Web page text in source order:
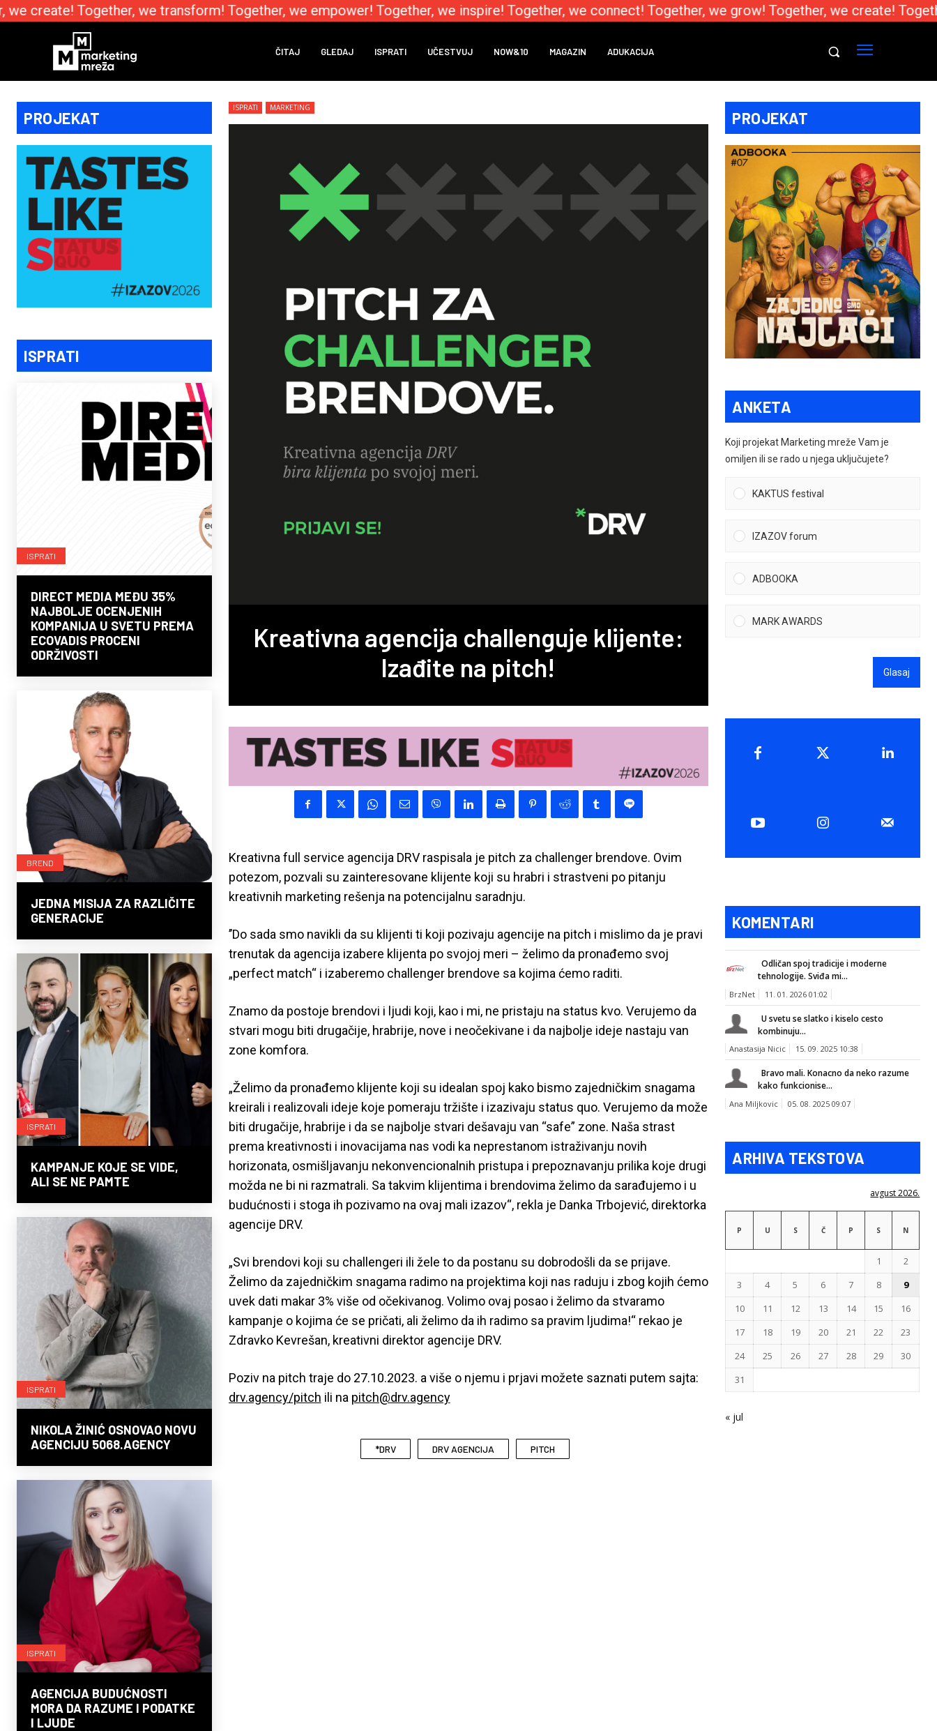
create! Together, we transform! Together, we empower! Together, we inspire! Together, we connect! Together, we grow! Together, we create!
ČITAJ GLEDAJ ISPRATI UČESTVUJ NOW&10 MAGAZIN ADUKACIJA
PROJEKAT
ISPRATI
ISPRATI
DIRECT MEDIA MEĐU 35%
NAJBOLJE OCENJENIH
KOMPANIJA U SVETU PREMA
ECOVADIS PROCENI
ODRŽIVOSTI
BREND
JEDNA MISIJA ZA RAZLIČITE
GENERACIJE
ISPRATI
KAMPANJE KOJE SE VIDE,
ALI SE NE PAMTE
ISPRATI
NIKOLA ŽINIĆ OSNOVAO NOVU
AGENCIJU 5068.AGENCY
ISPRATI
AGENCIJA BUDUĆNOSTI
MORA DA RAZUME I PODATKE
I LJUDE
ISPRATI MARKETING
Kreativna agencija challenguje klijente:
Izađite na pitch!
Kreativna full service agencija DRV raspisala je pitch za challenger brendove. Ovim
potezom, pozvali su zainteresovane klijente koji su hrabri i strastveni po pitanju
kreativnih marketing rešenja na potencijalnu saradnju.
’’Do sada smo navikli da su klijenti ti koji pozivaju agencije na pitch i mislimo da je pravi
trenutak da agencija izabere klijenta po svojoj meri – želimo da pronađemo svoj
„perfect match“ i izaberemo challenger brendove sa kojima ćemo raditi.
Znamo da postoje brendovi i ljudi koji, kao i mi, ne pristaju na status kvo. Verujemo da
stvari mogu biti drugačije, hrabrije, nove i neočekivane i da najbolje ideje nastaju van
zone komfora.
„Želimo da pronađemo klijente koji su idealan spoj kako bismo zajedničkim snagama
kreirali i realizovali ideje koje pomeraju tržište i izazivaju status quo. Verujemo da može
biti drugačije, hrabrije i da se najbolje stvari dešavaju van “safe” zone. Naša strast
prema kreativnosti i inovacijama nas vodi ka neprestanom istraživanju novih
horizonata, osmišljavanju nekonvencionalnih pristupa i prepoznavanju prilika koje drugi
možda ne bi ni razmatrali. Sa takvim klijentima i brendovima želimo da sarađujemo i u
budućnosti i stoga ih pozivamo na ovaj mali izazov“, rekla je Danka Trbojević, direktorka
agencije DRV.
„Svi brendovi koji su challengeri ili žele to da postanu su dobrodošli da se prijave.
Želimo da zajedničkim snagama radimo na projektima koji nas raduju i zbog kojih ćemo
uvek dati makar 3% više od očekivanog. Volimo ovaj posao i želimo da stvaramo
kampanje o kojima će se pričati, ali želimo da ih radimo sa pravim ljudima!“ rekao je
Zdravko Kevrešan, kreativni direktor agencije DRV.
Poziv na pitch traje do 27.10.2023. a više o njemu i prjavi možete saznati putem sajta:
drv.agency/pitch ili na pitch@drv.agency
*DRV DRV AGENCIJA PITCH
PROJEKAT
ANKETA
Koji projekat Marketing mreže Vam je
omiljen ili se rado u njega uključujete?
KAKTUS festival
IZAZOV forum
ADBOOKA
MARK AWARDS
Glasaj
KOMENTARI
Odličan spoj tradicije i moderne
tehnologije. Sviđa mi...
BrzNet 11. 01. 2026 01:02
U svetu se slatko i kiselo cesto
kombinuju...
Anastasija Nicic 15. 09. 2025 10:38
Bravo mali. Konacno da neko razume
kako funkcionise...
Ana Miljkovic 05. 08. 2025 09:07
ARHIVA TEKSTOVA
avgust 2026.
P U S Č P S N
1
2
3
4 5 6 7 8
9
10
11 12 13 14 15
16
17
18 19 20 21 22
23
24
25 26 27 28 29
30
31
« jul